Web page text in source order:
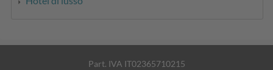
Part. IVA IT02365710215